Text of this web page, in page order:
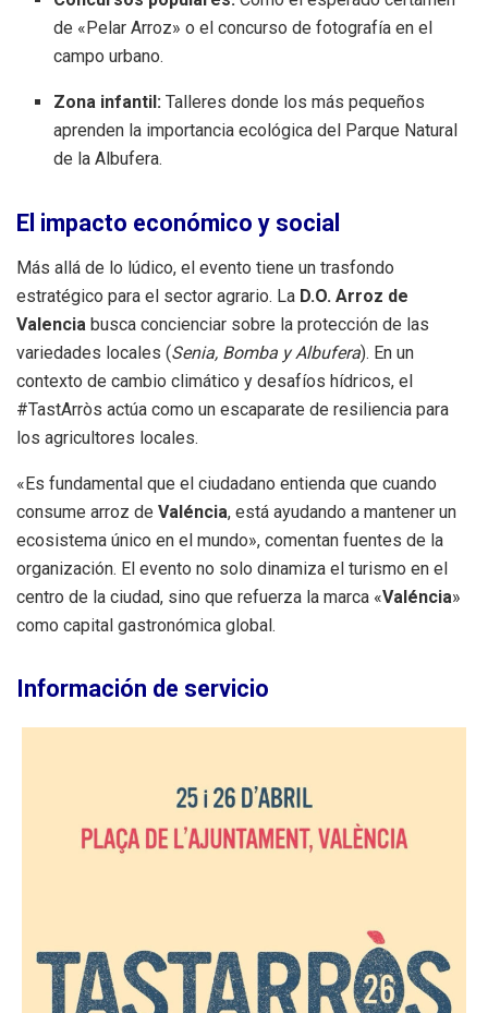
de «Pelar Arroz» o el concurso de fotografía en el
campo urbano.
Zona infantil: Talleres donde los más pequeños
aprenden la importancia ecológica del Parque Natural
de la Albufera.
El impacto económico y social
Más allá de lo lúdico, el evento tiene un trasfondo
estratégico para el sector agrario. La D.O. Arroz de
Valencia busca concienciar sobre la protección de las
variedades locales (Senia, Bomba y Albufera). En un
contexto de cambio climático y desafíos hídricos, el
#TastArròs actúa como un escaparate de resiliencia para
los agricultores locales.
«Es fundamental que el ciudadano entienda que cuando
consume arroz de Valéncia, está ayudando a mantener un
ecosistema único en el mundo», comentan fuentes de la
organización. El evento no solo dinamiza el turismo en el
centro de la ciudad, sino que refuerza la marca «Valéncia»
como capital gastronómica global.
Información de servicio